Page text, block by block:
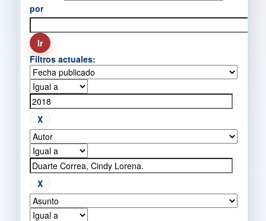
por
Filtros actuales: